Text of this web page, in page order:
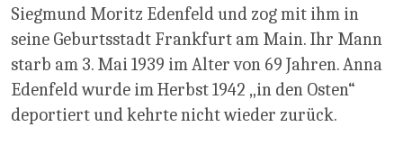
Siegmund Moritz Edenfeld und zog mit ihm in
seine Geburtsstadt Frankfurt am Main. Ihr Mann
starb am 3. Mai 1939 im Alter von 69 Jahren. Anna
Edenfeld wurde im Herbst 1942 „in den Osten“
deportiert und kehrte nicht wieder zurück.